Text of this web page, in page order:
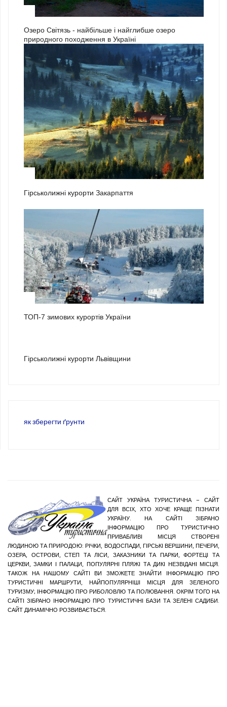
Озеро Світязь - найбільше і найглибше озеро
природного походження в Україні
Гірськолижні курорти Закарпаття
ТОП-7 зимових курортів України
Гірськолижні курорти Львівщини
як зберегти ґрунти
САЙТ УКРАЇНА ТУРИСТИЧНА – САЙТ
ДЛЯ ВСІХ, ХТО ХОЧЕ КРАЩЕ ПІЗНАТИ
УКРАЇНУ. НА САЙТІ ЗІБРАНО
ІНФОРМАЦІЮ ПРО ТУРИСТИЧНО
ПРИВАБЛИВІ МІСЦЯ СТВОРЕНІ
ЛЮДИНОЮ ТА ПРИРОДОЮ: РІЧКИ, ВОДОСПАДИ, ГІРСЬКІ ВЕРШИНИ, ПЕЧЕРИ,
ОЗЕРА, ОСТРОВИ, СТЕП ТА ЛІСИ, ЗАКАЗНИКИ ТА ПАРКИ, ФОРТЕЦІ ТА
ЦЕРКВИ, ЗАМКИ І ПАЛАЦИ, ПОПУЛЯРНІ ПЛЯЖІ ТА ДИКІ НЕЗВІДАНІ МІСЦЯ.
ТАКОЖ НА НАШОМУ САЙТІ ВИ ЗМОЖЕТЕ ЗНАЙТИ ІНФОРМАЦІЮ ПРО
ТУРИСТИЧНІ МАРШРУТИ, НАЙПОПУЛЯРНІШІ МІСЦЯ ДЛЯ ЗЕЛЕНОГО
ТУРИЗМУ; ІНФОРМАЦІЮ ПРО РИБОЛОВЛЮ ТА ПОЛЮВАННЯ. ОКРІМ ТОГО НА
САЙТІ ЗІБРАНО ІНФОРМАЦІЮ ПРО ТУРИСТИЧНІ БАЗИ ТА ЗЕЛЕНІ САДИБИ.
САЙТ ДИНАМІЧНО РОЗВИВАЄТЬСЯ.